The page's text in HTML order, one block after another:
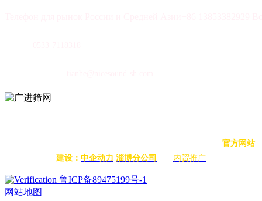
官方网站
建设： 中企动力 淄博分公司 内贸推广
鲁ICP备89475199号-1
网站地图